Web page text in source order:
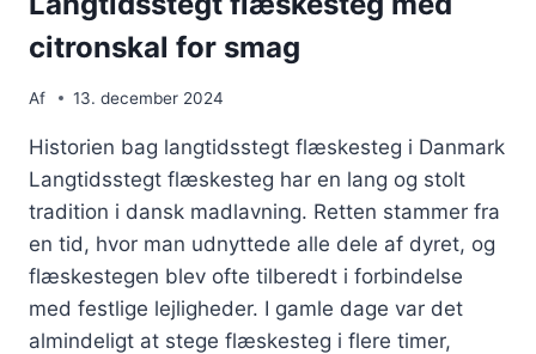
citronskal for smag
Af 13. december 2024
Historien bag langtidsstegt flæskesteg i Danmark
Langtidsstegt flæskesteg har en lang og stolt
tradition i dansk madlavning. Retten stammer fra
en tid, hvor man udnyttede alle dele af dyret, og
flæskestegen blev ofte tilberedt i forbindelse
med festlige lejligheder. I gamle dage var det
almindeligt at stege flæskesteg i flere timer,